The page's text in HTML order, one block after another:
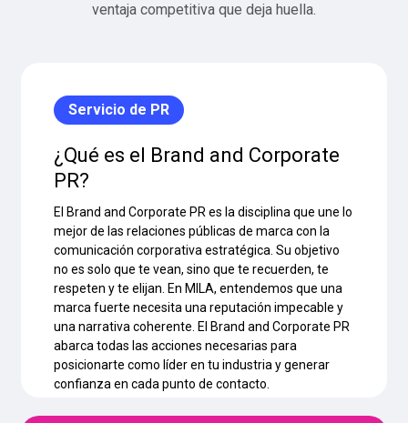
ventaja competitiva que deja huella.
Servicio de PR
¿Qué es el Brand and Corporate
PR?
El Brand and Corporate PR es la disciplina que une lo
mejor de las relaciones públicas de marca con la
comunicación corporativa estratégica. Su objetivo
no es solo que te vean, sino que te recuerden, te
respeten y te elijan. En MILA, entendemos que una
marca fuerte necesita una reputación impecable y
una narrativa coherente. El Brand and Corporate PR
abarca todas las acciones necesarias para
posicionarte como líder en tu industria y generar
confianza en cada punto de contacto.